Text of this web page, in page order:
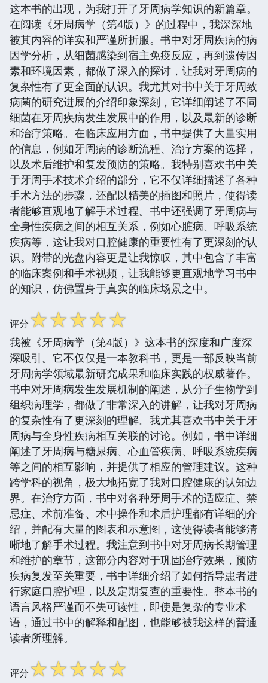
这本书的出现，为我打开了牙周病学知识的新篇章。
在阅读《牙周病学（第4版）》的过程中，我深深地
被其内容的详实和严谨所折服。书中对牙周疾病的病
因学分析，从细菌感染到宿主免疫反应，再到遗传因
素和环境因素，都做了深入的探讨，让我对牙周病的
复杂性有了更全面的认识。我尤其对书中关于牙周致
病菌的研究进展的介绍印象深刻，它详细阐述了不同
细菌在牙周疾病发生发展中的作用，以及最新的诊断
和治疗策略。在临床应用方面，书中提供了大量实用
的信息，例如牙周病的诊断流程、治疗方案的选择，
以及术后维护和复发预防的策略。我特别喜欢书中关
于牙周手术技术介绍的部分，它不仅详细描述了各种
手术方法的步骤，还配以精美的插图和照片，使得读
者能够直观地了解手术过程。书中还强调了牙周病与
全身性疾病之间的相互关系，例如心脏病、呼吸系统
疾病等，这让我对口腔健康的重要性有了更深刻的认
识。附带的光盘内容更是让我惊叹，其中包含了丰富
的临床案例和手术视频，让我能够更直观地学习书中
的知识，仿佛置身于真实的临床场景之中。
评分☆☆☆☆☆
我被《牙周病学（第4版）》这本书的深度和广度深
深吸引。它不仅仅是一本教科书，更是一部反映当前
牙周病学领域最新研究成果和临床实践的权威著作。
书中对牙周病发生发展机制的阐述，从分子生物学到
组织病理学，都做了非常深入的讲解，让我对牙周病
的复杂性有了更深刻的理解。我尤其喜欢书中关于牙
周病与全身性疾病相互关联的讨论。例如，书中详细
阐述了牙周病与糖尿病、心血管疾病、呼吸系统疾病
等之间的相互影响，并提供了相应的管理建议。这种
跨学科的视角，极大地拓宽了我对口腔健康的认知边
界。在治疗方面，书中对各种牙周手术的适应症、禁
忌症、术前准备、术中操作和术后护理都有详细的介
绍，并配有大量的图表和示意图，这使得读者能够清
晰地了解手术过程。我注意到书中对牙周病长期管理
和维护的章节，这部分内容对于巩固治疗效果，预防
疾病复发至关重要，书中详细介绍了如何指导患者进
行家庭口腔护理，以及定期复查的重要性。整本书的
语言风格严谨而不失可读性，即使是复杂的专业术
语，通过书中的解释和配图，也能够被我这样的普通
读者所理解。
评分☆☆☆☆☆